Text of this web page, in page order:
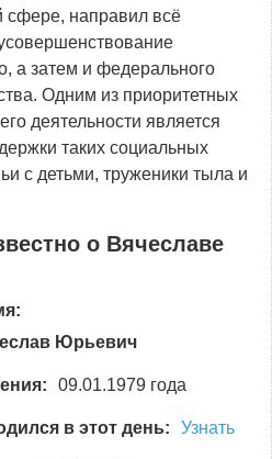
сфере, направил всё
а затем и федерального
Одним из приоритетных
деятельности является
таких социальных
с детьми, труженики тыла и
о Вячеславе
Юрьевич
09.01.1979 года
в этот день: Узнать